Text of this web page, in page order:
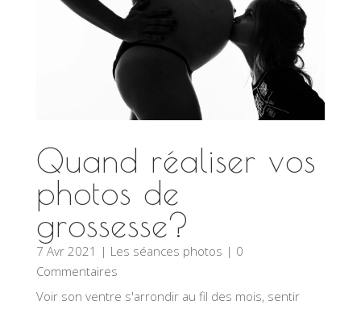
Quand réaliser vos
photos de
grossesse?
7 Avr 2021 | Les séances photos | 0
Commentaires
Voir son ventre s'arrondir au fil des mois, sentir